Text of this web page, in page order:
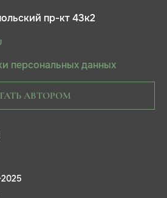
пр-кт 43к2
персональных данных
АВТОРОМ